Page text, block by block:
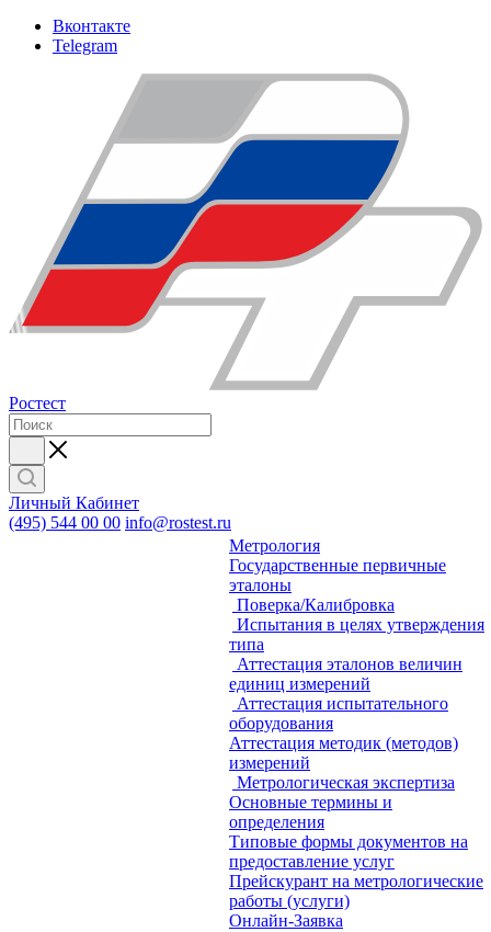
Вконтакте
Telegram
Ростест
Личный Кабинет
(495) 544 00 00 info@rostest.ru
Метрология
Государственные первичные
эталоны
Поверка/Калибровка
Испытания в целях утверждения
типа
Аттестация эталонов величин
единиц измерений
Аттестация испытательного
оборудования
Аттестация методик (методов)
измерений
Метрологическая экспертиза
Основные термины и
определения
Типовые формы документов на
предоставление услуг
Прейскурант на метрологические
работы (услуги)
Онлайн-Заявка